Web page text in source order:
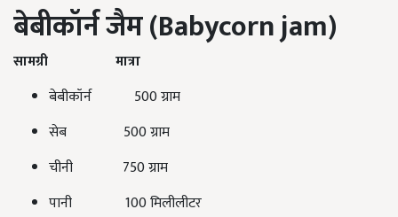
बेबीकॉर्न जैम (Babycorn jam)
सामग्री
मात्रा
बेबीकॉर्न 500 ग्राम
सेब 500 ग्राम
चीनी 750 ग्राम
पानी 100 मिलीलीटर